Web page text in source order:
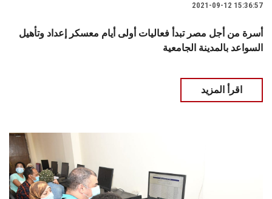
2021-09-12 15:36:57
أسرة من أجل مصر تبدأ فعاليات أولى أيام معسكر إعداد وتأهيل
السواعد بالمدينة الجامعية
اقرأ المزيد